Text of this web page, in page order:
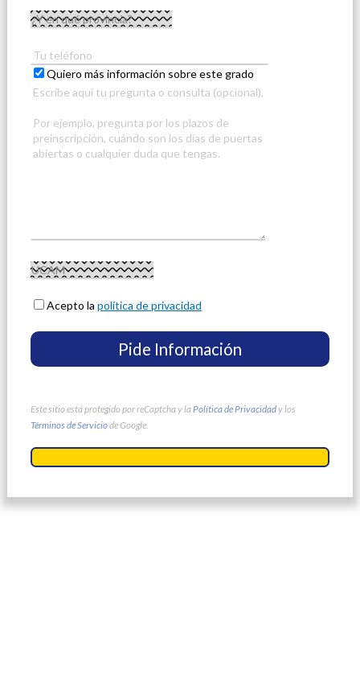
Quiero más información sobre este grado
Acepto lapolítica de privacidad
Este sitio está protegido por reCaptcha y la Política de Privacidady los
Términos de Serviciode Google.